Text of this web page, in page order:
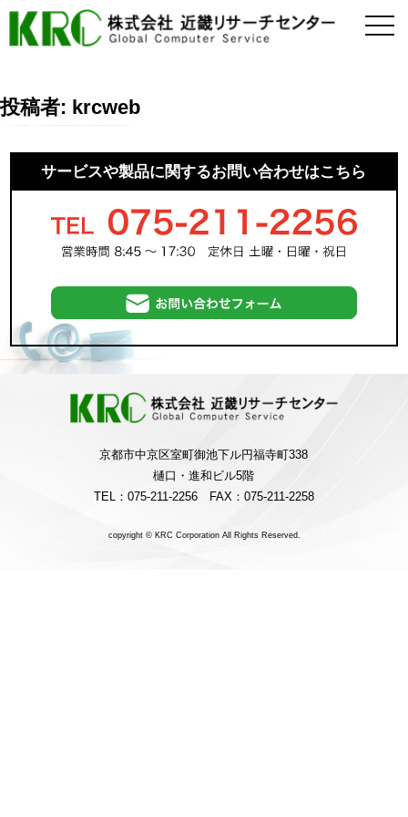
投稿者: krcweb
サービスや製品に関するお問い合わせはこちら
京都市中京区室町御池下ル円福寺町338
樋口・進和ビル5階
TEL：075-211-2256 FAX：075-211-2258
copyright © KRC Corporation All Rights Reserved.